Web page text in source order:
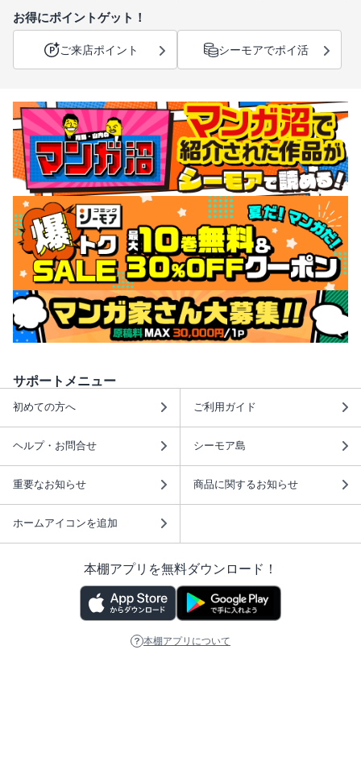
お得にポイントゲット！
ご来店ポイント シーモアでポイ活
サポートメニュー
初めての方へ ご利用ガイド
ヘルプ・お問合せ シーモア島
重要なお知らせ 商品に関するお知らせ
ホームアイコンを追加
本棚アプリを無料ダウンロード！
本棚アプリについて